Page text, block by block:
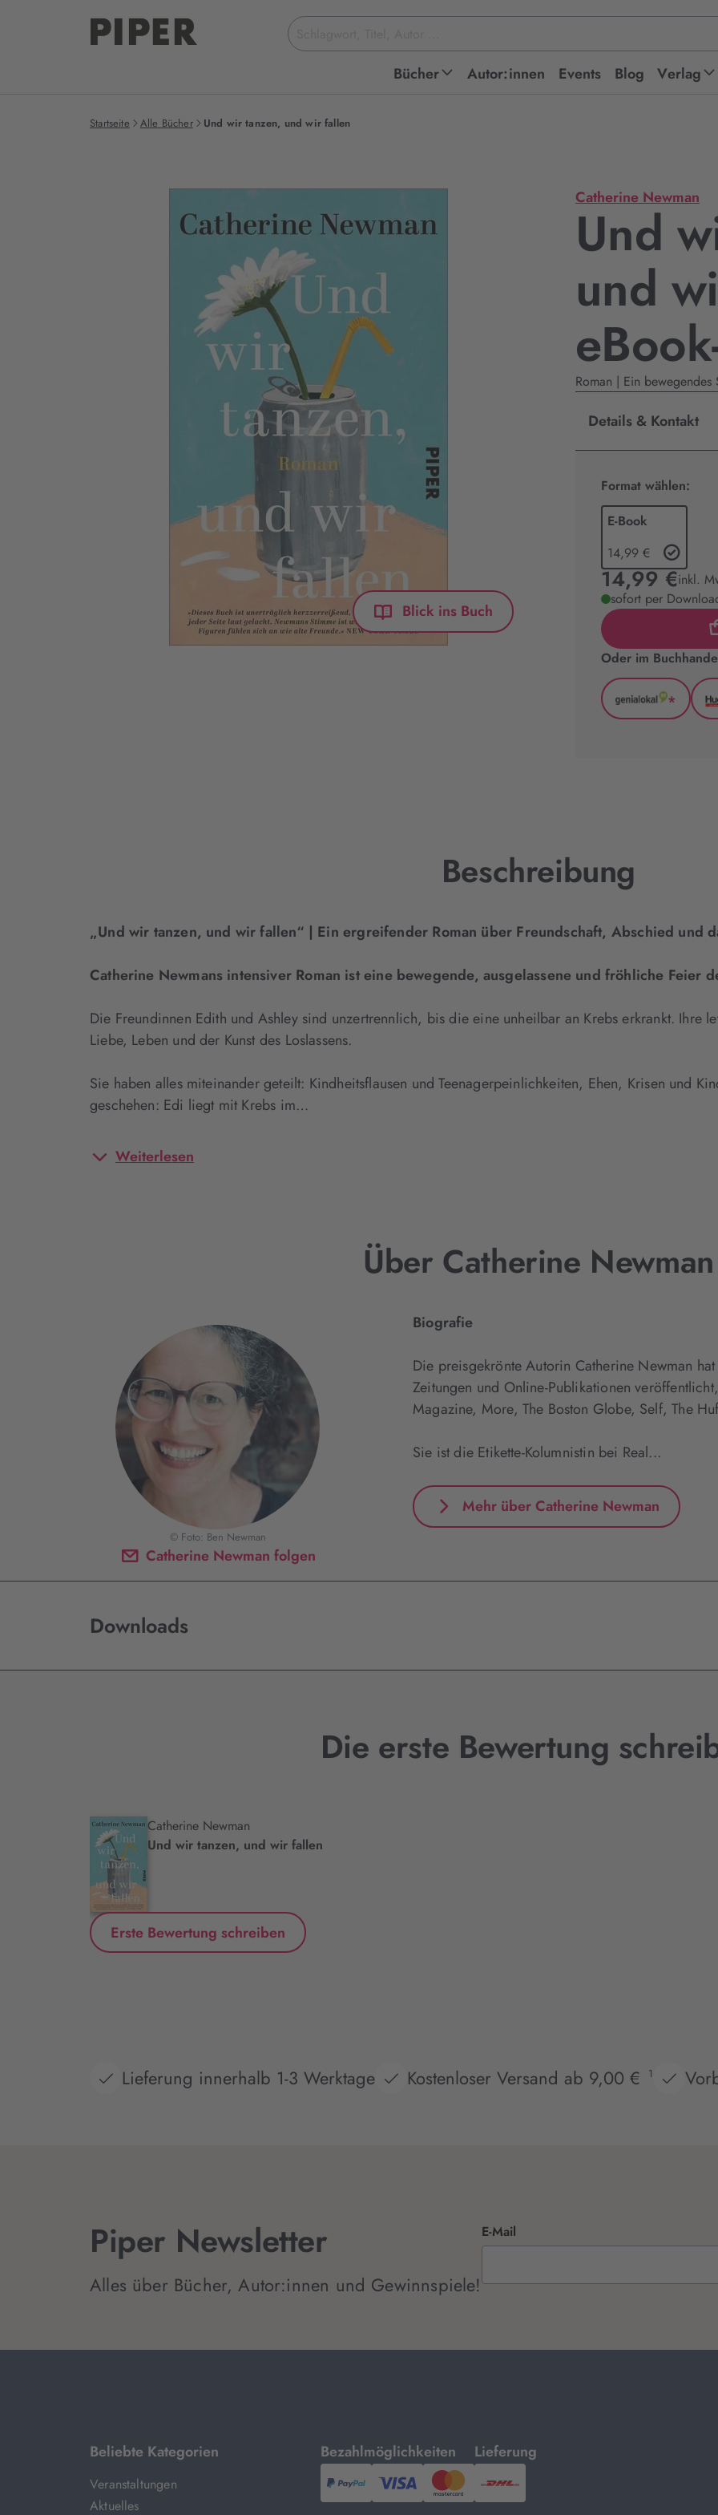
Suchbegriff
eingeben
Bücher Autor:innen Events Blog Verlag
Startseite Alle Bücher Und wir tanzen, und wir fallen
Blick ins Buch
Catherine Newman
Und
und
Roman | Ein
Details & Kontakt
Format wählen:
E-Book
14,99 €
14,99 €inkl.
sofort per
Oder im
*
Beschreibung
„Und wir tanzen, und wir fallen“ | Ein ergreifender Roman über Freundschaft, Abschied und
Catherine Newmans intensiver Roman ist eine bewegende, ausgelassene und fröhliche Feier
Die Freundinnen Edith und Ashley sind unzertrennlich, bis die eine unheilbar an Krebs erkrankt. Ihre
Liebe, Leben und der Kunst des Loslassens.
Sie haben alles miteinander geteilt: Kindheitsflausen und Teenagerpeinlichkeiten, Ehen, Krisen und
geschehen: Edi liegt mit Krebs im…
Weiterlesen
Über Catherine Newman
Catherine Newman folgen
© Foto: Ben Newman
Biografie
Die preisgekrönte Autorin Catherine Newman
Zeitungen und Online-Publikationen
Magazine, More, The Boston Globe, Self, The
Sie ist die Etikette-Kolumnistin bei Real...
Mehr über Catherine Newman
Downloads
Die erste Bewertung
Catherine Newman
Und wir tanzen, und wir fallen
Erste Bewertung schreiben
Lieferung innerhalb 1-3 Werktage Kostenloser Versand ab 9,00 € 1
Piper Newsletter
Alles über Bücher, Autor:innen und Gewinnspiele!
E-Mail
Beliebte Kategorien
Veranstaltungen
Aktuelles
Bezahlmöglichkeiten
mit
PayPal,Visa
und
Lieferung
mit
DHL.